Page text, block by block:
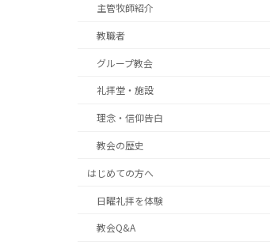
主管牧師紹介
教職者
グループ教会
礼拝堂・施設
理念・信仰告白
教会の歴史
はじめての方へ
日曜礼拝を体験
教会Q&A